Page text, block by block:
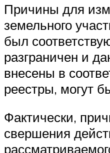
Причины для
земельного
был
разграничен и
внесены в
реестры, могут
Фактически,
свершения